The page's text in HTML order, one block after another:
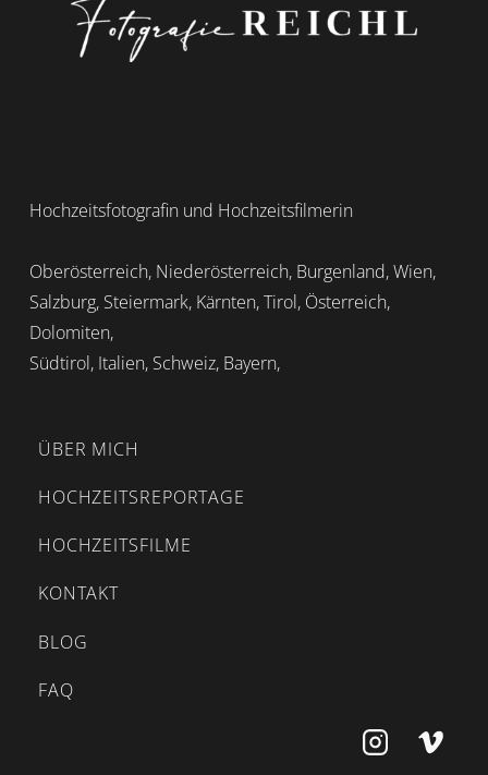
Hochzeitsfotografin und Hochzeitsfilmerin
Oberösterreich, Niederösterreich, Burgenland, Wien,
Salzburg, Steiermark, Kärnten, Tirol, Österreich,
Dolomiten,
Südtirol, Italien, Schweiz, Bayern,
ÜBER MICH
HOCHZEITSREPORTAGE
HOCHZEITSFILME
KONTAKT
BLOG
FAQ